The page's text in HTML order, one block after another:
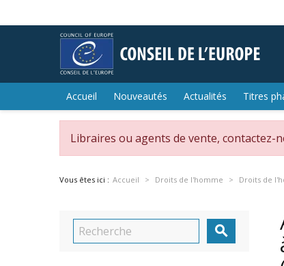
Accueil Nouveautés Actualités Titres
Libraires ou agents de vente, contactez-
Vous êtes ici : Accueil Droits de l'homme Droits de
